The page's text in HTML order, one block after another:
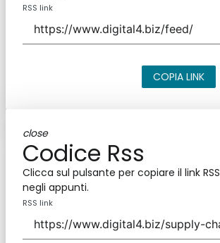
RSS link
COPIA LINK
close
Codice Rss
Clicca sul pulsante per copiare il link RSS
negli appunti.
RSS link